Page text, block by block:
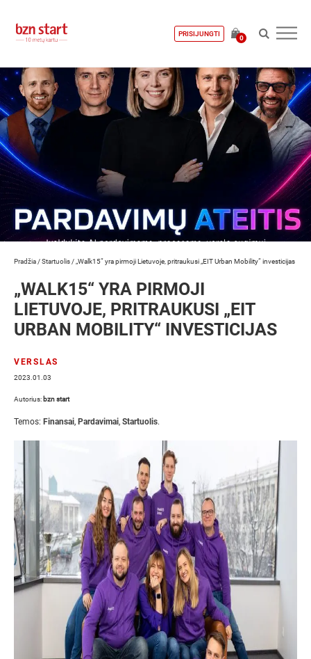
PRISIJUNGTI
0
Pradžia /Startuolis / „Walk15“ yra pirmoji Lietuvoje, pritraukusi „EIT Urban Mobility“ investicijas
„WALK15“ YRA PIRMOJI
LIETUVOJE, PRITRAUKUSI „EIT
URBAN MOBILITY“ INVESTICIJAS
VERSLAS
2023.01.03
Autorius: bzn start
Temos: Finansai, Pardavimai, Startuolis.